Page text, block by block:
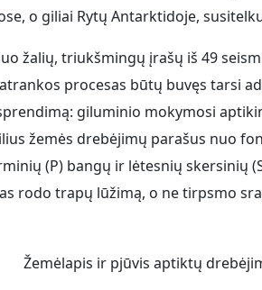
o giliai Rytų Antarktidoje,
žalių, triukšmingų įrašų iš 49
procesas būtų buvęs tarsi
giluminio mokymosi
žemės drebėjimų parašus nuo
(P) bangų ir lėtesnių skersinių
rodo trapų lūžimą, o ne tirpsmo
Žemėlapis ir pjūvis aptiktų